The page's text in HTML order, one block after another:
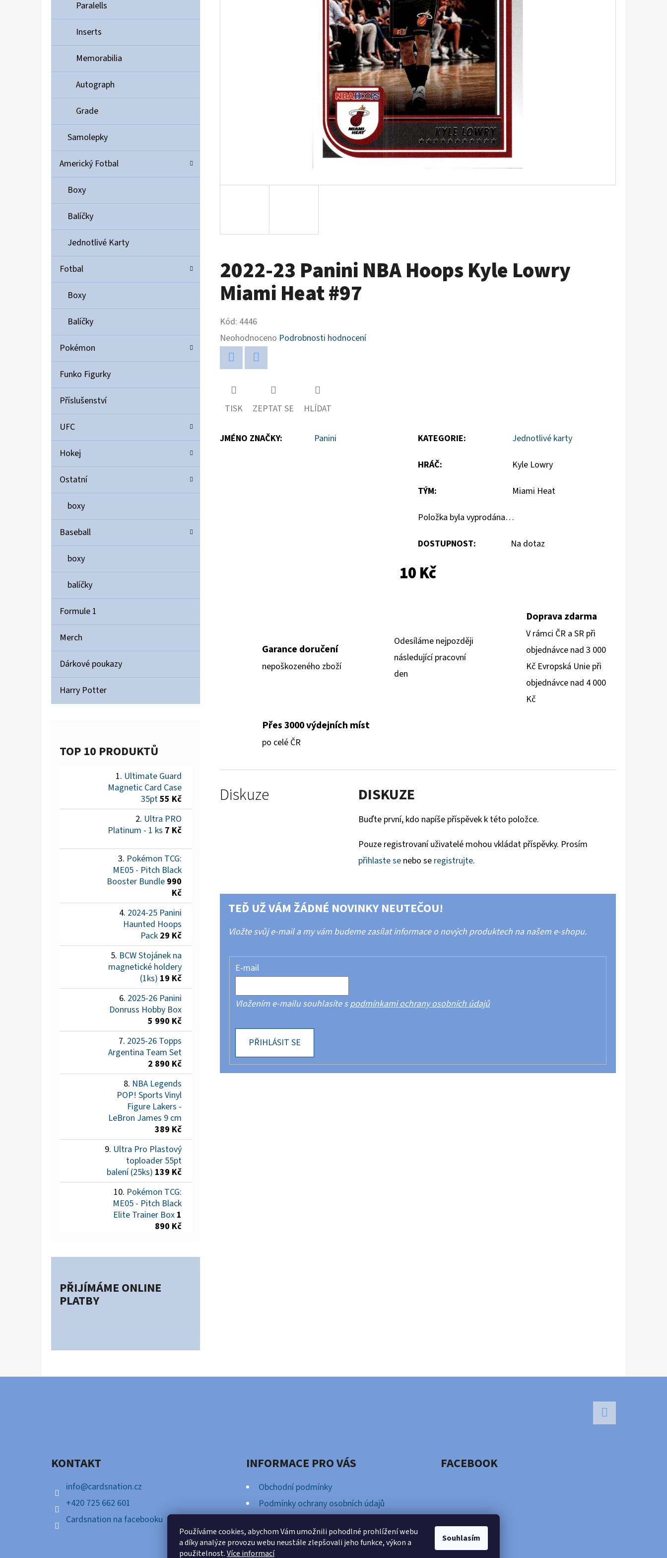
Používáme cookies, abychom Vám umožnili pohodlné prohlížení webu
a díky analýze provozu webu neustále zlepšovali jeho funkce, výkon a
použitelnost.Více informací
Souhlasím
Paralells
Inserts
Memorabilia
Autograph
Grade
Samolepky
Americký Fotbal
Boxy
Balíčky
Jednotlivé Karty
Fotbal
Boxy
Balíčky
Pokémon
Funko Figurky
Příslušenství
UFC
Hokej
Ostatní
boxy
Baseball
boxy
balíčky
Formule 1
Merch
Dárkové poukazy
Harry Potter
TOP 10 PRODUKTŮ
Ultimate Guard
Magnetic Card Case
35pt55 Kč
Ultra PRO
Platinum - 1 ks 7 Kč
Pokémon TCG:
ME05 - Pitch Black
Booster Bundle 990
Kč
2024-25 Panini
Haunted Hoops
Pack 29 Kč
BCW Stojánek na
magnetické holdery
(1ks) 19 Kč
2025-26 Panini
Donruss Hobby Box
5 990 Kč
2025-26 Topps
Argentina Team Set
2 890 Kč
NBA Legends
POP! Sports Vinyl
Figure Lakers -
LeBron James 9 cm
389 Kč
Ultra Pro Plastový
toploader 55pt
balení (25ks) 139 Kč
Pokémon TCG:
ME05 - Pitch Black
Elite Trainer Box 1
890 Kč
PŘIJÍMÁME ONLINE
PLATBY
2022-23 Panini NBA Hoops Kyle Lowry
Miami Heat #97
Kód: 4446
Průměrné
hodnocení
produktu
0,0
5
Neohodnoceno Podrobnosti hodnocení
TISK ZEPTAT SE HLÍDAT
JMÉNO ZNAČKY: Panini KATEGORIE: Jednotlivé karty
HRÁČ: Kyle Lowry
TÝM: Miami Heat
Položka byla vyprodána…
DOSTUPNOST: Na dotaz
10 Kč
Garance doručení
nepoškozeného zboží
Odesíláme nejpozději
následující pracovní
den
Doprava zdarma
V rámci ČR a SR při
objednávce nad 3 000
Kč Evropská Unie při
objednávce nad 4 000
Kč
Přes 3000 výdejních míst
po celé ČR
Diskuze DISKUZE
Buďte první, kdo napíše příspěvek k této položce.
Pouze registrovaní uživatelé mohou vkládat příspěvky. Prosím
přihlaste se nebo se registrujte.
TEĎ UŽ VÁM ŽÁDNÉ NOVINKY NEUTEČOU!
Vložte svůj e-mail a my vám budeme zasílat informace o nových produktech na našem e-shopu.
E-mail
Vložením e-mailu souhlasíte spodmínkami ochrany osobních údajů
PŘIHLÁSIT SE
ULTIMATE GUARD MAGNETIC CARD CASE 35PT
POKÉMON TCG: ME05 - PITCH BLACK
BOOSTER BUNDLE
990 Kč
KONTAKT
info@cardsnation.cz
+420 725 662 601
Cardsnation na facebooku
INFORMACE PRO VÁS
Obchodní podmínky
Podmínky ochrany osobních údajů
FACEBOOK